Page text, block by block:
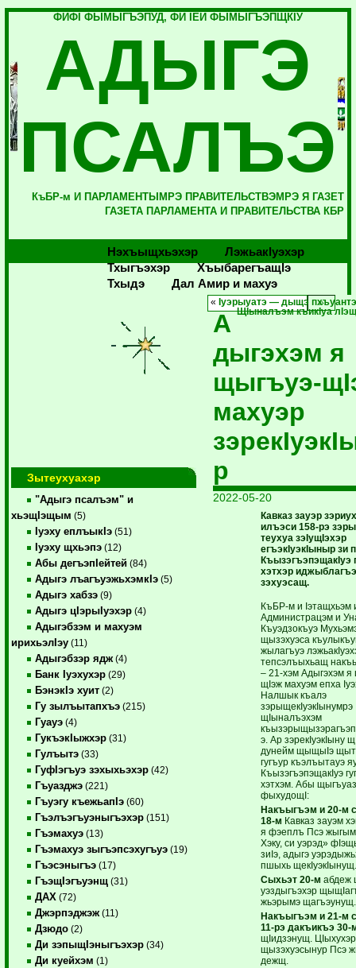
ФИФI ФЫМЫГЪЭПУД, ФИ IЕЙ ФЫМЫГЪЭПЩКIУ
АДЫГЭ
ПСАЛЪЭ
КъБР-м И ПАРЛАМЕНТЫМРЭ ПРАВИТЕЛЬСТВЭМРЭ Я ГАЗЕТ
ГАЗЕТА ПАРЛАМЕНТА И ПРАВИТЕЛЬСТВА КБР
Нэхъыщхьэхэр
Лэжьакlуэхэр
Тхыгъэхэр
Хъыбарегъащlэ
Тхыдэ
Дал Амир и махуэ
Зытеухуахэр
"Адыгэ псалъэм" и
хьэщIэщым (5)
Iуэху еплъыкIэ (51)
Iуэху щхьэпэ (12)
Абы дегъэпIейтей (84)
Адыгэ лъагъуэжьхэмкIэ (5)
Адыгэ хабзэ (9)
Адыгэ цIэрыIуэхэр (4)
Адыгэбзэм и махуэм
ирихьэлIэу (11)
Адыгэбзэр ядж (4)
Банк Iуэхухэр (29)
БэнэкIэ хуит (2)
Гу зылъытапхъэ (215)
Гуауэ (4)
ГукъэкIыжхэр (31)
Гулъытэ (33)
ГуфIэгъуэ зэхыхьэхэр (42)
Гъуазджэ (221)
Гъуэгу къежьапIэ (60)
Гъэлъэгъуэныгъэхэр (151)
Гъэмахуэ (13)
Гъэмахуэ зыгъэпсэхугъуэ (19)
Гъэсэныгъэ (17)
ГъэщIэгъуэнщ (31)
ДАХ (72)
Джэрпэджэж (11)
Дзюдо (2)
Ди зэпыщIэныгъэхэр (34)
Ди куейхэм (1)
« Iуэрыуатэ — дыщэ
ЩIыналъэм къикIуа
А
дыгэхэм я
щыгъуэ-
махуэр
р
2022-05-20
Кавказ зауэр
илъэси 158-рэ
теухуа зэIущIэхэр
егъэкIуэкIыныр зи
КъызэгъэпэщакIуэ
хэтхэр иджыблагъэ
зэхуэсащ.
КъБР-м и Iэтащхьэм
Администрацэм и
Къуэдзокъуэ
щызэхуэса
жылагъуэ
тепсэлъыхьащ
– 21-хэм Адыгэхэм я
щIэж махуэм епха
Налшык къалэ
зэрыщекIуэкIынумрэ
щIыналъэхэм
э. Ар зэрекIуэкIыну
дунейм щыщыIэ
гугъур къэлъытауэ
КъызэгъэпэщакIуэ
хэтхэм. Абы
фыхудощI:
Накъыгъэм и 20-м
18-м Кавказ зауэм
я фэеплъ Псэ
Хэку, си уэрэд»
зиIэ, адыгэ
пшыхь щекIуэкIынущ.
Сыхьэт 20-м абдеж
уэздыгъэхэр
жьэрымэ щагъэунущ.
Накъыгъэм и 21-м
11-рэ дакъикъэ 30-
щIидзэнущ. ЦIыхухэр
щызэхуэсынур Псэ
дежщ.